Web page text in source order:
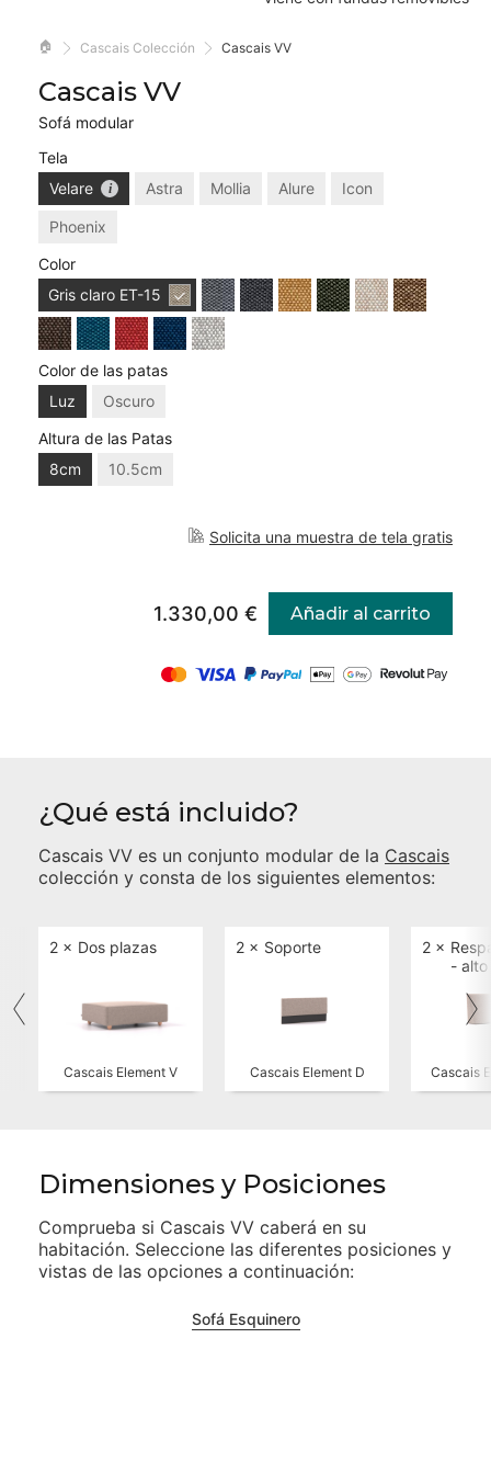
🏠 Cascais Colección Cascais VV
Cascais VV
Sofá modular
Tela
Velare
Astra Mollia Alure Icon
Phoenix
Color
Gris claro ET-15
Color de las patas
Luz
Oscuro
Altura de las Patas
8cm
10.5cm
Solicita una muestra de tela gratis
1.330,00 € Añadir al carrito
¿Qué está incluido?
Cascais VV es un conjunto modular de la Cascais
colección y consta de los siguientes elementos:
2 × Dos plazas
Cascais Element V
2 × Soporte
Cascais Element D
2 ×
- alto
Cascais
Dimensiones y Posiciones
Comprueba si Cascais VV caberá en su
habitación. Seleccione las diferentes posiciones y
vistas de las opciones a continuación:
Sofá Esquinero